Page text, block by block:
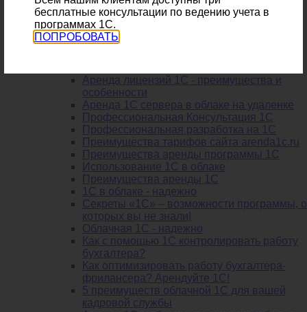
для 1С
Аренда 1С сервера
Базы 1с удаленно
Аренда виртуального сервера 1с
Аренда лицензий 1С - преимущества и
особенности
Аренда 1С сервера в облаке на удаленке
Профессиональная Консультация 1С
Профессиональная разработка на 1С
Преимущества тарифов сайта arenda1c.ru
Преимущества аренды программы 1С
Использование 1С в облаке
Преимущества аренды 1С
1С в облаке - надежно
Секреты «1С» – возможности программы, о
которых вы не знали!
Облачная 1С - надежно
Как с помощью 1С контролировать работу
бухгалтера?
Как оптимизировать работу бухгалтера-
фрилансера? Арендуйте 1С!
5 преимуществ облачной 1С для вашей
кадровой службы
бесплатные консультации по ведению учета в
программах 1С.
ПОПРОБОВАТЬ